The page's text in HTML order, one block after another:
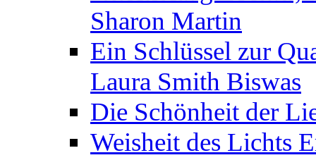
Sharon Martin
Ein Schlüssel zur
Laura Smith Biswas
Die Schönheit der
Weisheit des Lichts